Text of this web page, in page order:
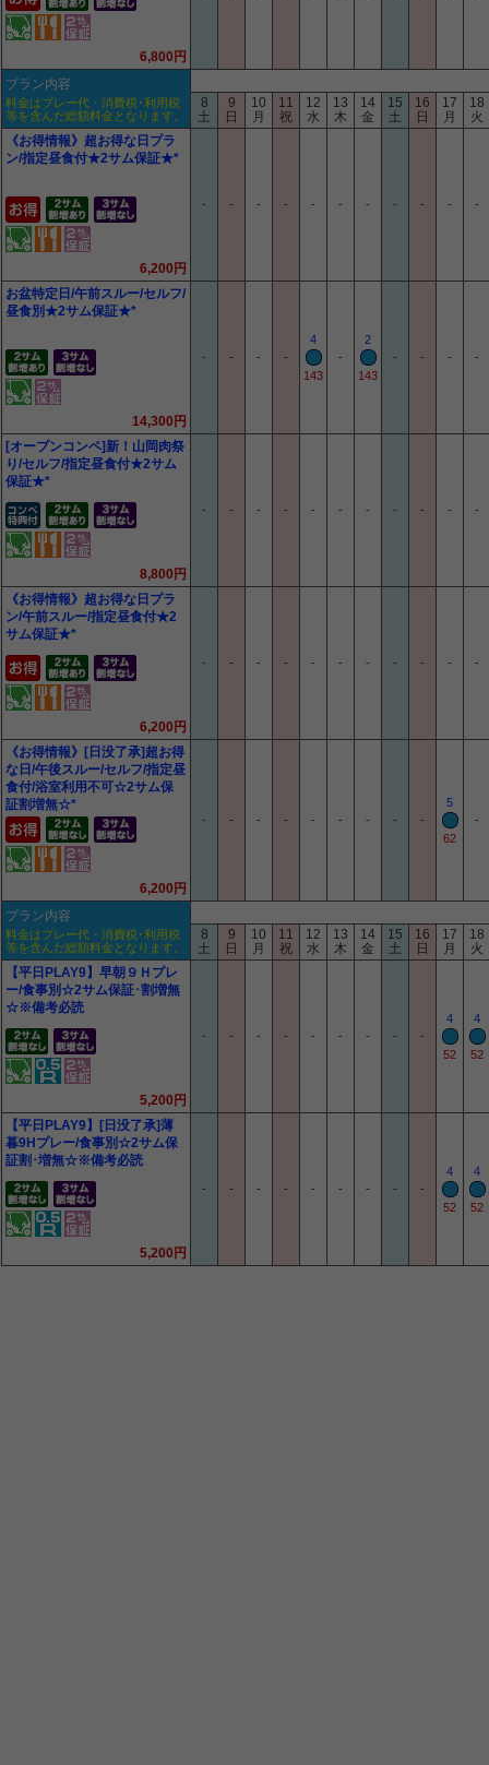
6,800円
プラン内容
料金はプレー代・消費税･利用税
等を含んだ総額料金となります。
8
土
9
日
10
月
11
祝
12
水
13
木
14
金
15
土
16
日
17
月
18
火
《お得情報》超お得な日プラ
ン/指定昼食付★2サム保証★*
6,200円
- - - - - - - - - - -
お盆特定日/午前スルー/セルフ/
昼食別★2サム保証★*
14,300円
- - - -
4
143
-
2
143
- - - -
[オープンコンペ]新！山岡肉祭
り/セルフ/指定昼食付★2サム
保証★*
8,800円
- - - - - - - - - - -
《お得情報》超お得な日プラ
ン/午前スルー/指定昼食付★2
サム保証★*
6,200円
- - - - - - - - - - -
《お得情報》[日没了承]超お得
な日/午後スルー/セルフ/指定昼
食付/浴室利用不可☆2サム保
証割増無☆*
6,200円
- - - - - - - - -
5
62
-
プラン内容
料金はプレー代・消費税･利用税
等を含んだ総額料金となります。
8
土
9
日
10
月
11
祝
12
水
13
木
14
金
15
土
16
日
17
月
18
火
【平日PLAY9】早朝９Ｈプレ
ー/食事別☆2サム保証･割増無
☆※備考必読
5,200円
- - - - - - - - -
4
52
4
52
【平日PLAY9】[日没了承]薄
暮9Hプレー/食事別☆2サム保
証割･増無☆※備考必読
5,200円
- - - - - - - - -
4
52
4
52